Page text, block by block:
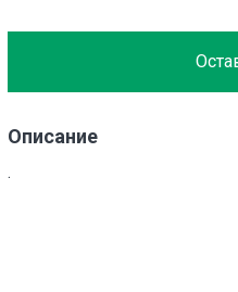
Описание
.